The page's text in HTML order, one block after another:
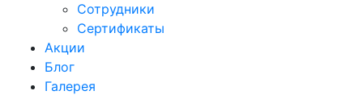
Сотрудники
Сертификаты
Акции
Блог
Галерея